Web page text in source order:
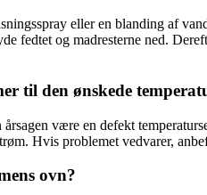
eller en blanding af
fedtet og madresterne ned.
til den ønskede
være en defekt
Hvis problemet vedvarer,
ovn?